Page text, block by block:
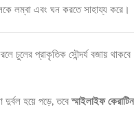
লম্বা এবং ঘন করতে সাহায্য করে।
চুলের প্রাকৃতিক সৌন্দর্য বজায় থাকবে
দুর্বল হয়ে পড়ে, তবেস্মাইলাইফ কেরাটিন